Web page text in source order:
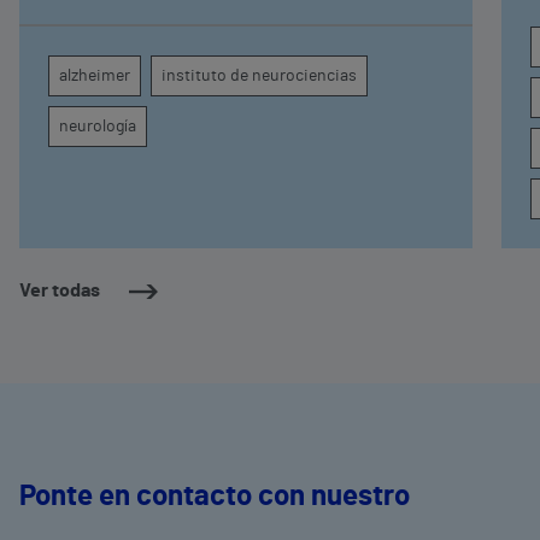
Ver todas
seguimiento clínico de cada paciente
alzheimer instituto de neurociencias
neurología
Ponte en contacto con nuestro